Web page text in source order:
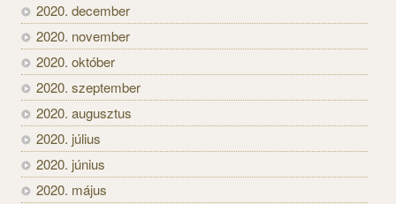
2020. december
2020. november
2020. október
2020. szeptember
2020. augusztus
2020. július
2020. június
2020. május